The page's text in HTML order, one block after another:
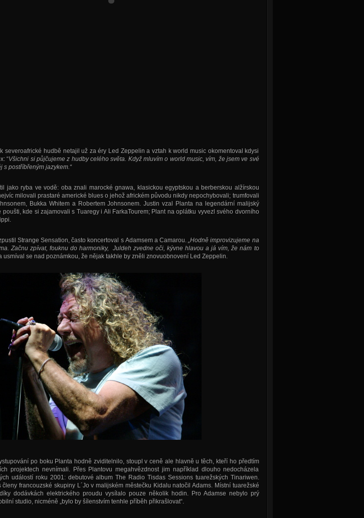
severoafrické hudbě netajil už za éry Led Zeppelin a vztah k world music okomentoval kdysi
“Všichni si půjčujeme z hudby celého světa. Když mluvím o world music, vím, že jsem ve své
s postříbřeným jazykem.“
jako ryba ve vodě: oba znali marocké gnawa, klasickou egyptskou a berberskou alžírskou
milovali prastaré americké blues o jehož africkém původu nikdy nepochybovali; trumfovali
Bukka Whitem a Robertem Johnsonem. Justin vzal Planta na legendární malijský
poušti, kde si zajamovali s Tuaregy i Ali FarkaTourem; Plant na oplátku vyvezl svého dvorního
Strange Sensation, často koncertoval s Adamsem a Camarou.„Hodně improvizujeme na
Začnu zpívat, fouknu do harmoniky, Juldeh zvedne oči, kývne hlavou a já vím, že nám to
usmíval se nad poznámkou, že nějak takhle by zněli znovuobnovení Led Zeppelin.
po boku Planta hodně zviditelnilo, stoupl v ceně ale hlavně u těch, kteří ho předtím
projektech nevnímali. Přes Plantovu megahvězdnost jim například dlouho nedocházela
událostí roku 2001: debutové album The Radio Tisdas Sessions tuarežských Tinariwen.
členy francouzské skupiny L´Jo v malijském městečku Kidalu natočil Adams. Místní tuarežské
dodávkách elektrického proudu vysílalo pouze několik hodin. Pro Adamse nebylo prý
studio, nicméně „bylo by šílenstvím tenhle příběh přikrašlovat“.